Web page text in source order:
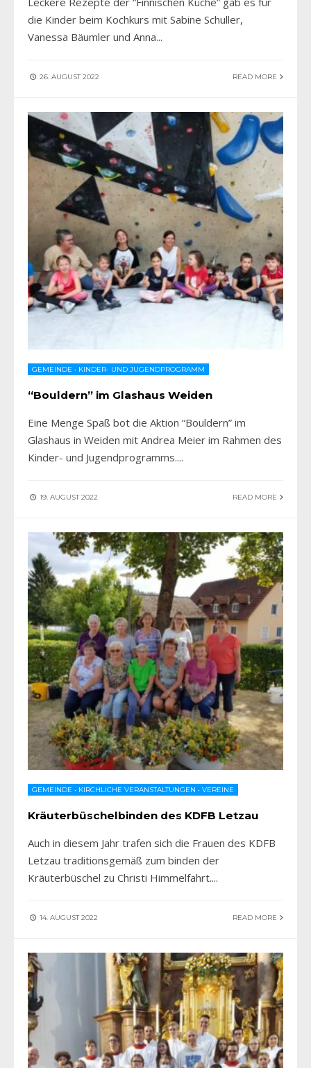
die Kinder beim Kochkurs mit Sabine Schuller,
Vanessa Bäumler und Anna...
26. AUGUST 2022 READ MORE
GEMEINDE • KINDER- UND JUGENDPROGRAMM
“Bouldern” im Glashaus Weiden
Eine Menge Spaß bot die Aktion “Bouldern” im
Glashaus in Weiden mit Andrea Meier im Rahmen des
Kinder- und Jugendprogramms....
19. AUGUST 2022 READ MORE
GEMEINDE • KIRCHLICHE VERANSTALTUNGEN • VEREINE
Kräuterbüschelbinden des KDFB Letzau
Auch in diesem Jahr trafen sich die Frauen des KDFB
Letzau traditionsgemäß zum binden der
Kräuterbüschel zu Christi Himmelfahrt....
14. AUGUST 2022 READ MORE